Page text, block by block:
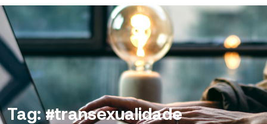
Tag:#transexualidade